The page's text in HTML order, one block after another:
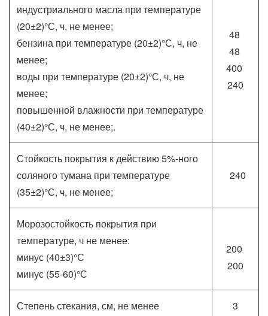
индустриального масла при температуре
(20±2)°С, ч, не менее;
бензина при температуре (20±2)°С, ч, не
менее;
воды при температуре (20±2)°С, ч, не
менее;
повышенной влажности при температуре
(40±2)°С, ч, не менее;.
48
48
400
240
Стойкость покрытия к действию 5%-ного
соляного тумана при температуре
(35±2)°С, ч, не менее;
240
Морозостойкость покрытия при
температуре, ч не менее:
минус (40±3)°С
минус (55-60)°С
200
200
Степень стекания, см, не менее 3